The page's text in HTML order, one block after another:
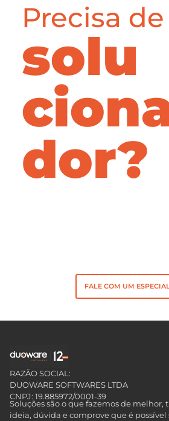
Precisa
solu
dor?
FALE COM UM
RAZÃO SOCIAL:
DUOWARE SOFTWARES LTDA
CNPJ: 19.885972/0001-39
Soluções são o que fazemos de melhor,
ideia, dúvida e comprove que é